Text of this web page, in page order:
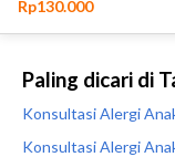
Paling dicari di
Konsultasi Alergi
Konsultasi Alergi